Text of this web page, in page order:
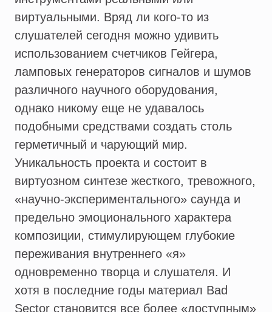
виртуальными. Вряд ли кого-то из
слушателей сегодня можно удивить
использованием счетчиков Гейгера,
ламповых генераторов сигналов и шумов
различного научного оборудования,
однако никому еще не удавалось
подобными средствами создать столь
герметичный и чарующий мир.
Уникальность проекта и состоит в
виртуозном синтезе жесткого, тревожного,
«научно-экспериментального» саунда и
предельно эмоционального характера
композиции, стимулирующем глубокие
переживания внутреннего «я»
одновременно творца и слушателя. И
хотя в последние годы материал Bad
Sector становится все более «доступным»